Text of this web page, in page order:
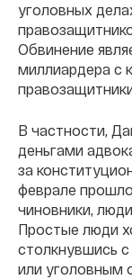
уголовных
Обвинение
миллиардера с
В частности,
деньгами
за
феврале
чиновники,
Простые люди
столкнувшись
или уголовным